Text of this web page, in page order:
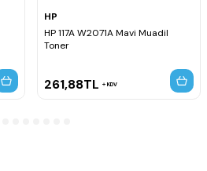
HP
HP 117A W2071A Mavi Muadil
Toner
261,88TL KDV